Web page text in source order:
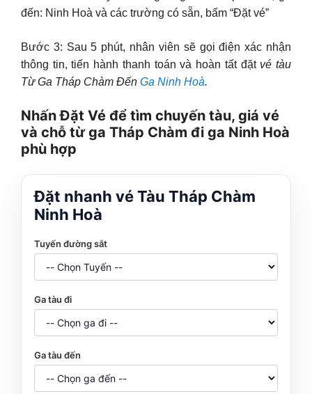
đến: Ninh Hoà và các trường có sẵn, bấm “Đặt vé”
Bước 3: Sau 5 phút, nhân viên sẽ gọi điện xác nhận
thông tin, tiến hành thanh toán và hoàn tất đặt vé tàu
Từ Ga Tháp Chàm Đến Ga Ninh Hoà.
Nhấn Đặt Vé để tìm chuyến tàu, giá vé
và chỗ từ ga Tháp Chàm đi ga Ninh Hoà
phù hợp
Đặt nhanh vé Tàu Tháp Chàm
Ninh Hoà
Tuyến đường sắt
Ga tàu đi
Ga tàu đến